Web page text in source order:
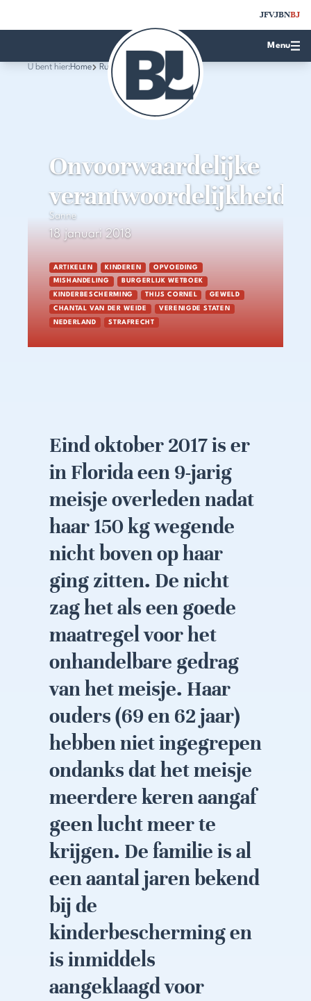
JFVJBNBJ
Menu
U bent hier:Home Rubrieken
Onvoorwaardelijke
verantwoordelijkheid
Sanne
18 januari 2018
ARTIKELEN KINDEREN OPVOEDING
MISHANDELING BURGERLIJK WETBOEK
KINDERBESCHERMING THIJS CORNEL GEWELD
CHANTAL VAN DER WEIDE VERENIGDE STATEN
NEDERLAND STRAFRECHT
Eind oktober 2017 is er
in Florida een 9-jarig
meisje overleden nadat
haar 150 kg wegende
nicht boven op haar
ging zitten. De nicht
zag het als een goede
maatregel voor het
onhandelbare gedrag
van het meisje. Haar
ouders (69 en 62 jaar)
hebben niet ingegrepen
ondanks dat het meisje
meerdere keren aangaf
geen lucht meer te
krijgen. De familie is al
een aantal jaren bekend
bij de
kinderbescherming en
is inmiddels
aangeklaagd voor